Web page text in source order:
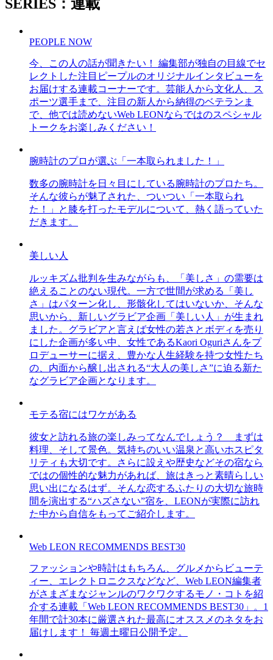
SERIES：連載
PEOPLE NOW
今、この人の話が聞きたい！ 編集部が独自の目線でセ
レクトした注目ピープルのオリジナルインタビューを
お届けする連載コーナーです。芸能人から文化人、ス
ポーツ選手まで、注目の新人から納得のベテランま
で、他では読めないWeb LEONならではのスペシャル
トークをお楽しみください！
腕時計のプロが選ぶ「一本取られました！」
数多の腕時計を日々目にしている腕時計のプロたち。
そんな彼らが魅了された、ついつい「一本取られ
た！」と膝を打ったモデルについて、熱く語っていた
だきます。
美しい人
ルッキズム批判を生みながらも、「美しさ」の需要は
絶えることのない現代。一方で世間が求める「美し
さ」はパターン化し、形骸化してはいないか、そんな
思いから、新しいグラビア企画「美しい人」が生まれ
ました。グラビアと言えば女性の若さとボディを売り
にした企画が多い中、女性であるKaori Oguriさんをプ
ロデューサーに据え、豊かな人生経験を持つ女性たち
の、内面から醸し出される“大人の美しさ”に迫る新た
なグラビア企画となります。
モテる宿にはワケがある
彼女と訪れる旅の楽しみってなんでしょう？ まずは
料理、そして景色。気持ちのいい温泉と高いホスピタ
リティも大切です。さらに設えや歴史などその宿なら
ではの個性的な魅力があれば、旅はきっと素晴らしい
思い出になるはず。そんな恋するふたりの大切な旅時
間を演出する“ハズさない”宿を、LEONが実際に訪れ
た中から自信をもってご紹介します。
Web LEON RECOMMENDS BEST30
ファッションや時計はもちろん、グルメからビューテ
ィー、エレクトロニクスなどなど、Web LEON編集者
がさまざまなジャンルのワクワクするモノ・コトを紹
介する連載「Web LEON RECOMMENDS BEST30」。1
年間で計30本に厳選された最高にオススメのネタをお
届けします！ 毎週土曜日公開予定。